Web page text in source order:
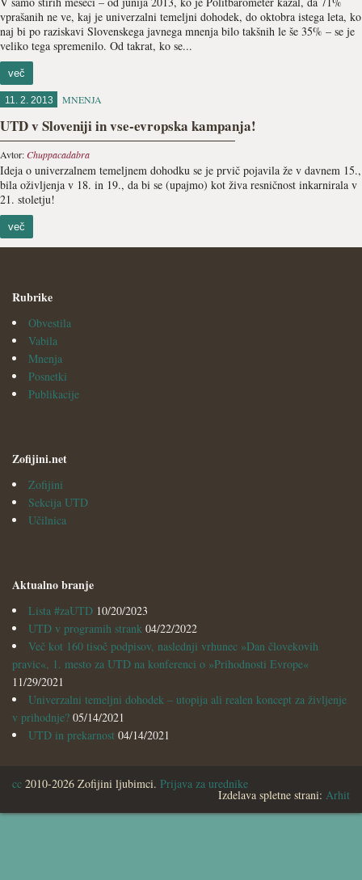
vprašanih ne ve, kaj je univerzalni temeljni dohodek, do oktobra istega leta, ko
naj bi po raziskavi Slovenskega javnega mnenja bilo takšnih le še 35% – se je
veliko tega spremenilo. Od takrat, ko se...
več
11. 2. 2013 MNENJA
UTD v Sloveniji in vse-evropska kampanja!
Avtor:Chuppacadabra
Ideja o univerzalnem temeljnem dohodku se je prvič pojavila že v davnem 15.,
bila oživljenja v 18. in 19., da bi se (upajmo) kot živa resničnost inkarnirala v
21. stoletju!
več
Rubrike
Obvestila
Vabila
Mnenja
Posnetki
Publikacije
Zofijini.net
Zofijini
Sekcija UTD
Učilnica
Aktualno branje
Lista #zaUTD 10/20/2023
UTD v programih strank 04/22/2022
Več kot 160 tisoč podpisov, naslednji vrhunec »Dan človekovih
pravic«, 1. mesto za UTD na konferenci o »Prihodnosti Evrope«
11/29/2021
Univerzalni temeljni dohodek – utopija ali realen koncept za življenje
v prihodnje? 05/14/2021
UTD in prekarnost 04/14/2021
cc 2010-2026 Zofijini ljubimci. Prijava za urednike
Izdelava spletne strani: Arhit